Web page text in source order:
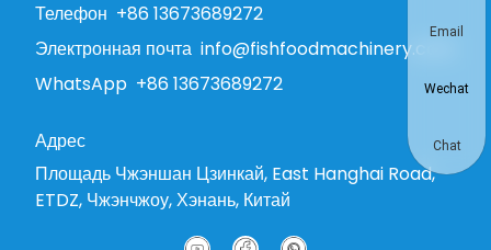
Телефон +86 13673689272
Электронная почта info@fishfoodmachinery.com
WhatsApp +86 13673689272
Адрес
Площадь Чжэншан Цзинкай, East Hanghai Road,
ETDZ, Чжэнчжоу, Хэнань, Китай
Email
Wechat
Chat